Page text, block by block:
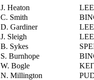
J. Heaton
C. Smith
D. Gardiner
J. Sleigh
B. Sykes
S. Burnhope
W. Bogle
N. Millington